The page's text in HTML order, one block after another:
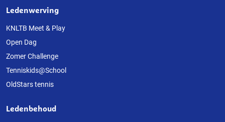
Over
deze
website
Ledenwerving
KNLTB Meet & Play
Open Dag
Zomer Challenge
Tenniskids@School
OldStars tennis
Ledenbehoud